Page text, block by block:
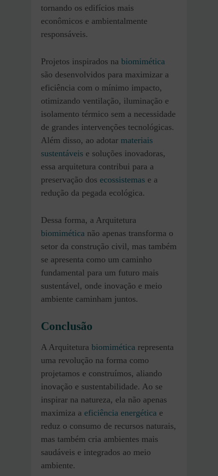
tornando os edifícios mais
econômicos e ambientalmente
responsáveis.
Projetos inspirados na biomimética
são desenvolvidos para maximizar a
eficiência com o mínimo impacto,
otimizando ventilação, iluminação e
isolamento térmico sem a necessidade
de grandes intervenções tecnológicas.
Além disso, ao adotar materiais
sustentáveis e soluções inovadoras,
essa arquitetura contribui para a
preservação dos ecossistemas e a
redução da pegada ecológica.
Dessa forma, a Arquitetura
biomimética não apenas transforma o
setor da construção civil, mas também
se apresenta como um caminho
fundamental para um futuro mais
sustentável, onde inovação e meio
ambiente caminham juntos.
Conclusão
A Arquitetura biomimética representa
uma revolução na forma como
projetamos e construímos, aliando
inovação e sustentabilidade. Ao se
inspirar na natureza, ela não apenas
maximiza a eficiência energética e
reduz o consumo de recursos naturais,
mas também cria ambientes mais
saudáveis e integrados ao meio
ambiente.